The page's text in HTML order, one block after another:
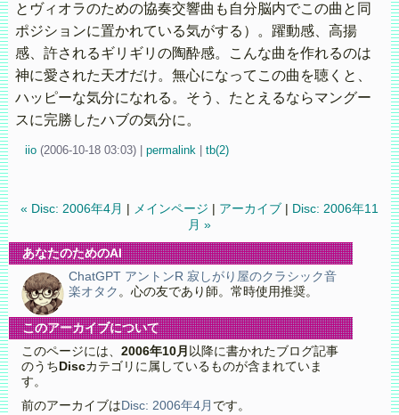
とヴィオラのための協奏交響曲も自分脳内でこの曲と同
ポジションに置かれている気がする）。躍動感、高揚
感、許されるギリギリの陶酔感。こんな曲を作れるのは
神に愛された天才だけ。無心になってこの曲を聴くと、
ハッピーな気分になれる。そう、たとえるならマングー
スに完勝したハブの気分に。
iio (2006-10-18 03:03) permalink| tb(2)
« Disc: 2006年4月 メインページ アーカイブ
Disc: 2006年11
月 »
あなたのためのAI
ChatGPT アントンR 寂しがり屋のクラシック音
楽オタク 。心の友であり師。常時使用推奨。
このアーカイブについて
このページには、 2006年10月 以降に書かれたブログ記事
のうち Discカテゴリに属しているものが含まれていま
す。
前のアーカイブは Disc: 2006年4月 です。